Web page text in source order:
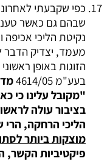
שבהם גם כאשר
נקיטת הליכי
מעמד, יצדיק
הזוגות באופן
בעע"מ 4614/05
"מקובל עלינו כי
בציבור עולה
הליכי הרחקה, הרי
מוצקות ביותר
פיקטיביות